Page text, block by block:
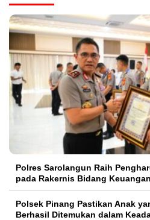
Polres Sarolangun Raih
pada Rakernis Bidang
Polsek Pinang Pastikan Anak
Berhasil Ditemukan dalam